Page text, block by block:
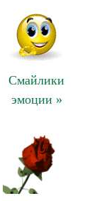
Смайлики
эмоции »